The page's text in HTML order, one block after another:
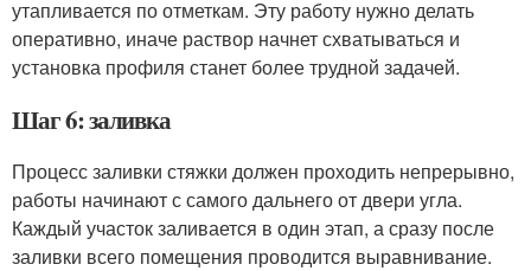
утапливается по отметкам. Эту работу нужно делать
оперативно, иначе раствор начнет схватываться и
установка профиля станет более трудной задачей.
Шаг 6: заливка
Процесс заливки стяжки должен проходить непрерывно,
работы начинают с самого дальнего от двери угла.
Каждый участок заливается в один этап, а сразу после
заливки всего помещения проводится выравнивание.